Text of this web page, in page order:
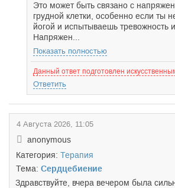
Это может быть связано с
грудной клетки, особенно если ты
йогой и испытываешь тревожность
Напряжен...
Показать полностью
Данный ответ подготовлен
Ответить
4 Августа 2026, 11:05
anonymous
Категория: Терапия
Тема: Сердцебиение
Здравствуйте, вчера вечером была